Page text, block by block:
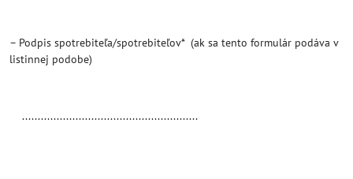
– Podpis spotrebiteľa/spotrebiteľov* (ak sa tento formulár podáva v
listinnej podobe)
........................................................